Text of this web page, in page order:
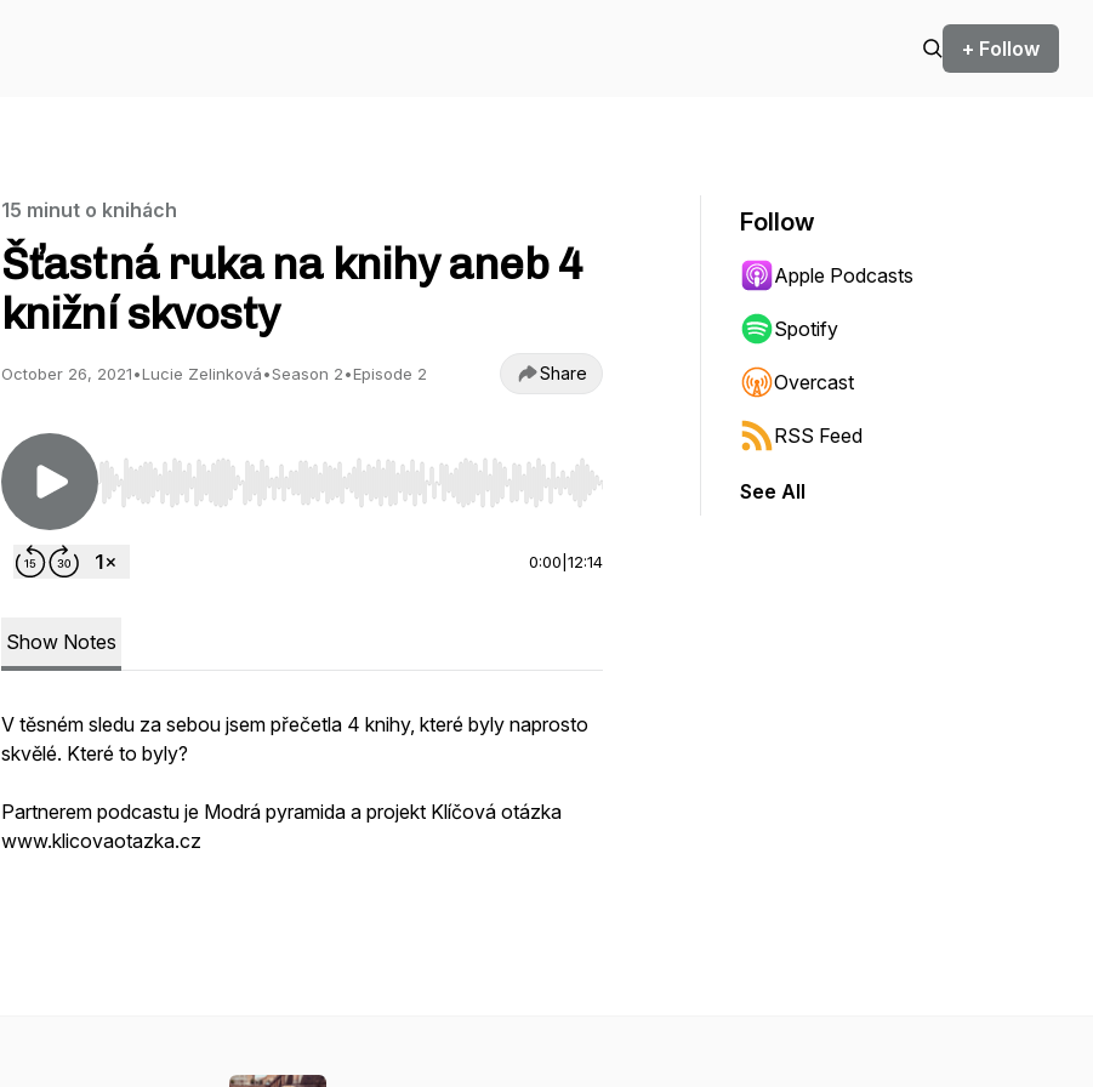
+ Follow
15 minut o knihách
Šťastná ruka na knihy aneb 4
knižní skvosty
October 26, 2021•Lucie Zelinková•Season 2•Episode 2 Share
Use Left/Right to seek, Home/End to jump to start or end. Hold shift to jump forward or backward.
0:00 12:14
Show Notes
V těsném sledu za sebou jsem přečetla 4 knihy, které byly naprosto
skvělé. Které to byly?
Partnerem podcastu je Modrá pyramida a projekt Klíčová otázka
www.klicovaotazka.cz
Follow
Apple Podcasts
Spotify
Overcast
RSS Feed
See All